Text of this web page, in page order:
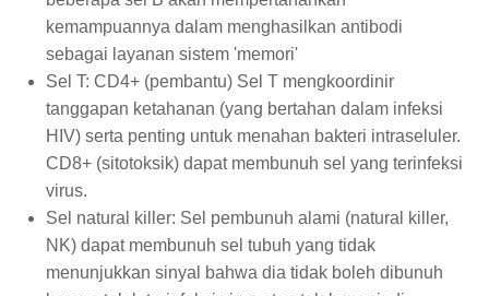
kemampuannya dalam menghasilkan antibodi
sebagai layanan sistem 'memori'
Sel T: CD4+ (pembantu) Sel T mengkoordinir
tanggapan ketahanan (yang bertahan dalam infeksi
HIV) serta penting untuk menahan bakteri intraseluler.
CD8+ (sitotoksik) dapat membunuh sel yang terinfeksi
virus.
Sel natural killer: Sel pembunuh alami (natural killer,
NK) dapat membunuh sel tubuh yang tidak
menunjukkan sinyal bahwa dia tidak boleh dibunuh